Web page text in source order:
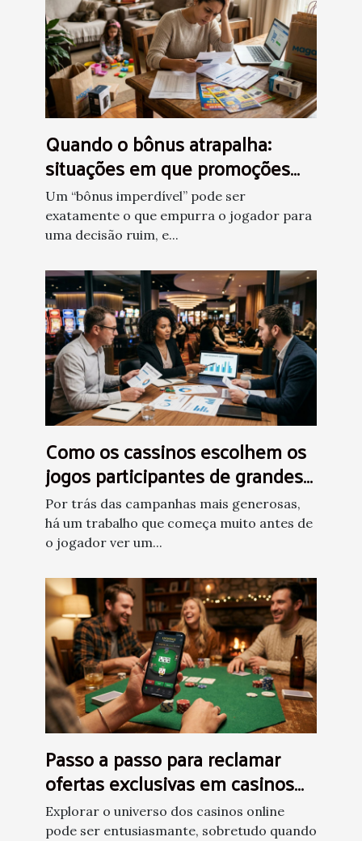
Quando o bônus atrapalha:
situações em que promoções
podem ser um problema
Um “bônus imperdível” pode ser
exatamente o que empurra o jogador para
uma decisão ruim, e...
Como os cassinos escolhem os
jogos participantes de grandes
bônus
Por trás das campanhas mais generosas,
há um trabalho que começa muito antes de
o jogador ver um...
Passo a passo para reclamar
ofertas exclusivas em casinos
online
Explorar o universo dos casinos online
pode ser entusiasmante, sobretudo quando